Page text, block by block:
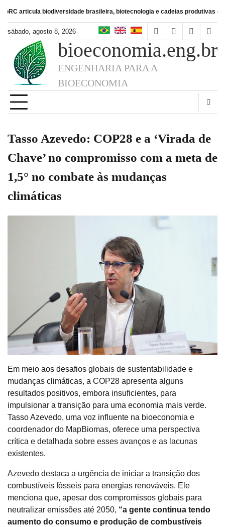
content
biodiversidade brasileira, biotecnologia e cadeias produtivas de alimentos
sábado, agosto 8, 2026
facebookinstagram
linkedin
bioeconomia.eng.br
ENGENHARIA PARA A
BIOECONOMIA
Tasso Azevedo: COP28 e a ‘Virada de
Chave’ no compromisso com a meta de
1,5° no combate às mudanças
climáticas
Em meio aos desafios globais de sustentabilidade e
mudanças climáticas, a COP28 apresenta alguns
resultados positivos, embora insuficientes, para
impulsionar a transição para uma economia mais verde.
Tasso Azevedo, uma voz influente na bioeconomia e
coordenador do MapBiomas, oferece uma perspectiva
crítica e detalhada sobre esses avanços e as lacunas
existentes.
Azevedo destaca a urgência de iniciar a transição dos
combustíveis fósseis para energias renováveis. Ele
menciona que, apesar dos compromissos globais para
neutralizar emissões até 2050, “a gente continua tendo
aumento do consumo e produção de combustíveis